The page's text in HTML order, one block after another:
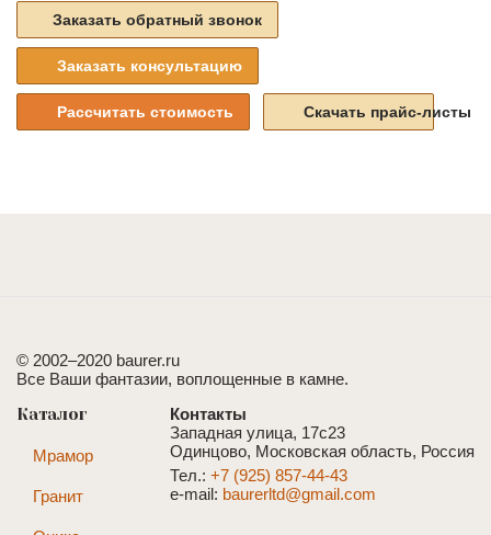
Заказать обратный звонок
Заказать консультацию
Рассчитать стоимость Скачать прайс-листы
© 2002–2020 baurer.ru
Все Ваши фантазии, воплощенные в камне.
Контакты
Западная улица, 17с23
Одинцово, Московская область, Россия
Тел.: +7 (925) 857-44-43
e-mail: baurerltd@gmail.com
Каталог
Мрамор
Гранит